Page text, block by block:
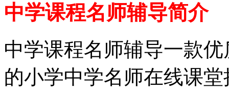
中学课程名师辅导简介
中学课程名师辅导一款
的小学中学名师在线课